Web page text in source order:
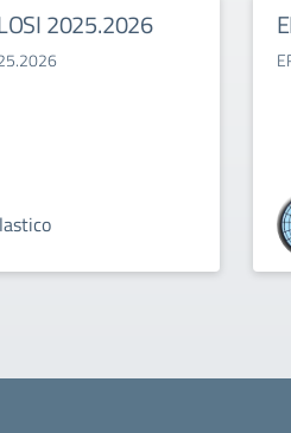
2025.2026